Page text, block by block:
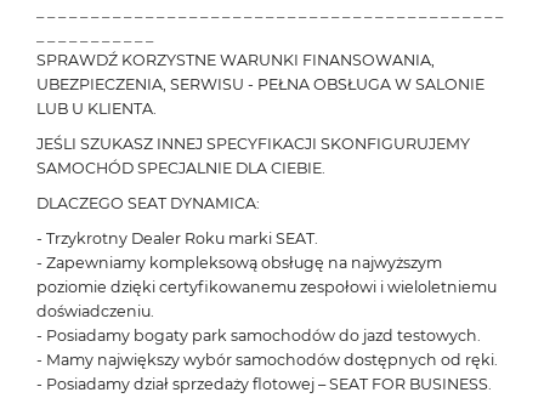
SPRAWDŹ KORZYSTNE WARUNKI FINANSOWANIA,
UBEZPIECZENIA, SERWISU - PEŁNA OBSŁUGA W SALONIE
LUB U KLIENTA.
JEŚLI SZUKASZ INNEJ SPECYFIKACJI SKONFIGURUJEMY
SAMOCHÓD SPECJALNIE DLA CIEBIE.
DLACZEGO SEAT DYNAMICA:
- Trzykrotny Dealer Roku marki SEAT.
- Zapewniamy kompleksową obsługę na najwyższym
poziomie dzięki certyfikowanemu zespołowi i wieloletniemu
doświadczeniu.
- Posiadamy bogaty park samochodów do jazd testowych.
- Mamy największy wybór samochodów dostępnych od ręki.
- Posiadamy dział sprzedaży flotowej – SEAT FOR BUSINESS.